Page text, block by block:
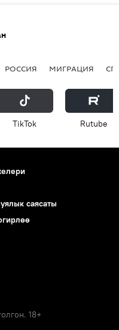
РОССИЯ МИГРАЦИЯ
ТikТоk Rutube
саясаты
18+